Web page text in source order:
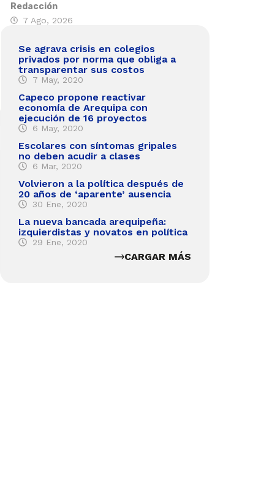
Redacción
7 Ago, 2026
Se agrava crisis en colegios
privados por norma que obliga a
transparentar sus costos
7 May, 2020
Capeco propone reactivar
economía de Arequipa con
ejecución de 16 proyectos
6 May, 2020
Escolares con síntomas gripales
no deben acudir a clases
6 Mar, 2020
Volvieron a la política después de
20 años de ‘aparente’ ausencia
30 Ene, 2020
La nueva bancada arequipeña:
izquierdistas y novatos en política
29 Ene, 2020
CARGAR MÁS